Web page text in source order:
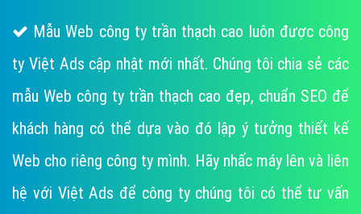
Mẫu Web công ty trần thạch cao luôn được công
ty Việt Ads cập nhật mới nhất. Chúng tôi chia sẻ các
mẫu Web công ty trần thạch cao đẹp, chuẩn SEO để
khách hàng có thể dựa vào đó lập ý tưởng thiết kế
Web cho riêng công ty mình. Hãy nhấc máy lên và liên
hệ với Việt Ads để công ty chúng tôi có thể tư vấn